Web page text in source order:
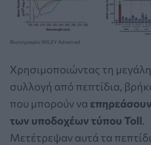
Φωτογραφία: WILEY Advanced
Χρησιμοποιώντας τη
συλλογή από πεπτίδια,
που μπορούν να
των υποδοχέων τύπου Toll.
Μετέτρεψαν αυτά τα